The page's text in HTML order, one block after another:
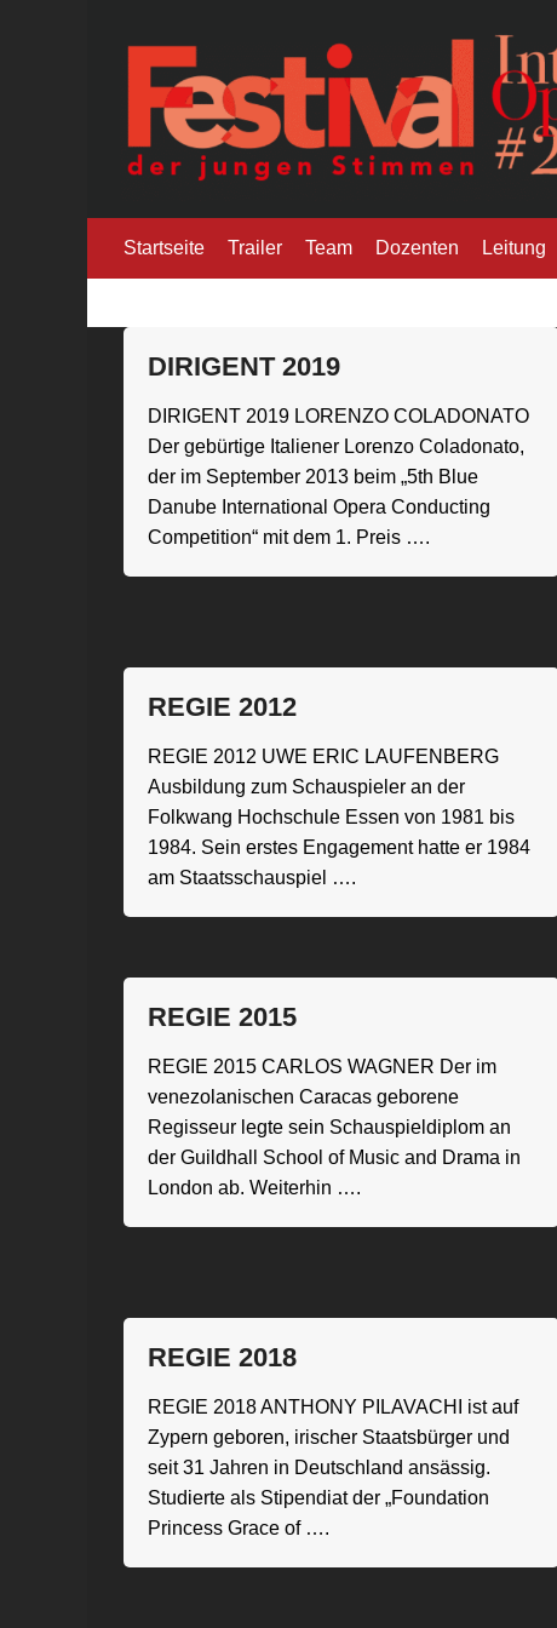
Internationale
Festival der jungen Stimmen
Startseite Trailer Team Dozenten Leitung
DIRIGENT 2019
DIRIGENT 2019 LORENZO COLADONATO
Der gebürtige Italiener Lorenzo Coladonato,
der im September 2013 beim „5th Blue
Danube International Opera Conducting
Competition“ mit dem 1. Preis ….
REGIE 2012
REGIE 2012 UWE ERIC LAUFENBERG
Ausbildung zum Schauspieler an der
Folkwang Hochschule Essen von 1981 bis
1984. Sein erstes Engagement hatte er 1984
am Staatsschauspiel ….
REGIE 2015
REGIE 2015 CARLOS WAGNER Der im
venezolanischen Caracas geborene
Regisseur legte sein Schauspieldiplom an
der Guildhall School of Music and Drama in
London ab. Weiterhin ….
REGIE 2018
REGIE 2018 ANTHONY PILAVACHI ist auf
Zypern geboren, irischer Staatsbürger und
seit 31 Jahren in Deutschland ansässig.
Studierte als Stipendiat der „Foundation
Princess Grace of ….